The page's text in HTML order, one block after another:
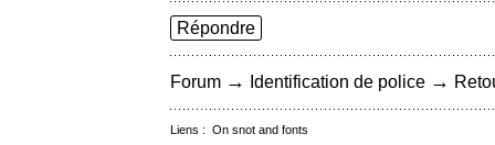
Répondre
Forum → Identification de police →
Liens : On snot and fonts